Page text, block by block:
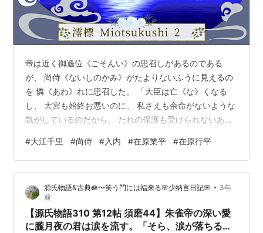
帝は近く御遜位《ごそんい》の思召しがあるのである
が、 尚侍《ないしのかみ》がたよりないふうに見えるの
を 憐《あわ》れに思召した。 「大臣は亡《な》くなる
し、 大宮も始終お悪いのに、 私さえも余命がないような
気がしているのだから、 だれの保護も受けられないあな
らあなたの愛はほかの人に向かっていて、 私を何とも思
っていないのだが、 私はだれよりもあなたが好きなのだ
から、 あなたのことばかりがこんな時にも思われる。 私
よりも優越者がまたあなたと恋愛生活をしても、 私ほど
にはあなたを思ってはくれないことはないかと、 私はそ
んなことまでも考えてあなた…
#大江千里 #尚侍 #入内 #在原業平 #在原行平
源氏物語&古典🪷〜笑う門には福来る🌸少納言日記🌸 • 3年
前
【源氏物語310 第12帖 須磨44】朱雀帝の深い愛
に朧月夜の君は涙を流す。「そら、涙が落ちる、